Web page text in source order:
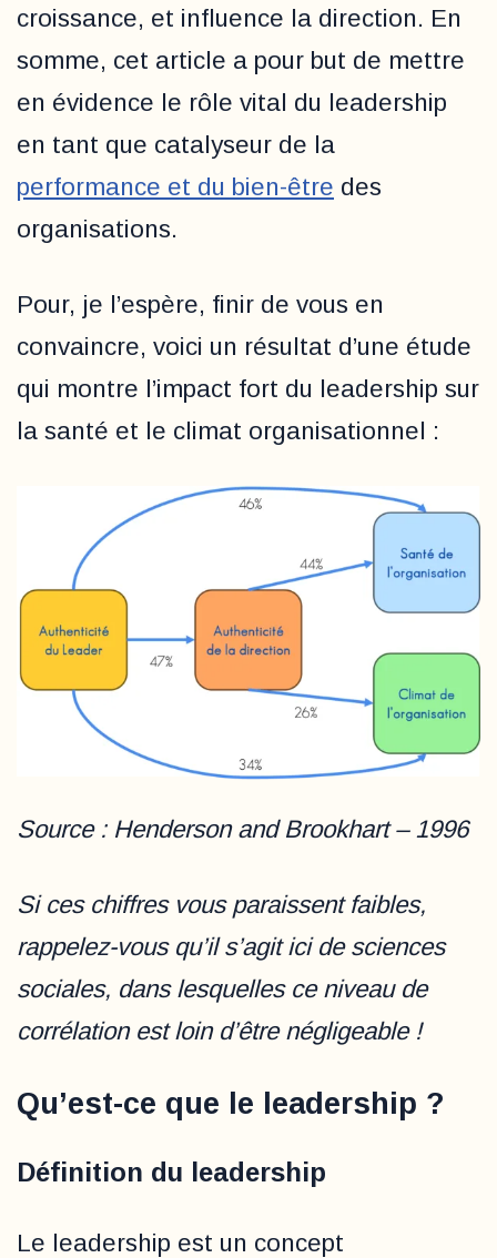
croissance, et influence la direction. En
somme, cet article a pour but de mettre
en évidence le rôle vital du leadership
en tant que catalyseur de la
performance et du bien-être des
organisations.
Pour, je l’espère, finir de vous en
convaincre, voici un résultat d’une étude
qui montre l’impact fort du leadership sur
la santé et le climat organisationnel :
Source : Henderson and Brookhart – 1996
Si ces chiffres vous paraissent faibles,
rappelez-vous qu’il s’agit ici de sciences
sociales, dans lesquelles ce niveau de
corrélation est loin d’être négligeable !
Qu’est-ce que le leadership ?
Définition du leadership
Le leadership est un concept